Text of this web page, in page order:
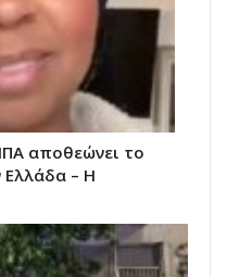
αποθεώνει το
– Η